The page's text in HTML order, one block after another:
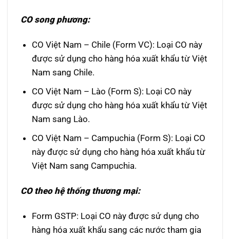
CO song phương:
CO Việt Nam – Chile (Form VC): Loại CO này
được sử dụng cho hàng hóa xuất khẩu từ Việt
Nam sang Chile.
CO Việt Nam – Lào (Form S): Loại CO này
được sử dụng cho hàng hóa xuất khẩu từ Việt
Nam sang Lào.
CO Việt Nam – Campuchia (Form S): Loại CO
này được sử dụng cho hàng hóa xuất khẩu từ
Việt Nam sang Campuchia.
CO theo hệ thống thương mại:
Form GSTP: Loại CO này được sử dụng cho
hàng hóa xuất khẩu sang các nước tham gia